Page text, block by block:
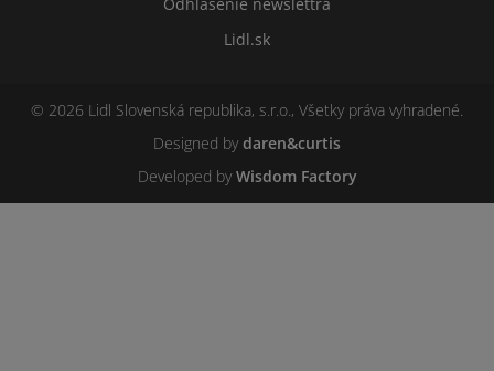
Lidl.sk
© 2026 Lidl Slovenská republika, s.r.o., Všetky práva vyhradené.
Designed bydaren&curtis
Developed byWisdom Factory